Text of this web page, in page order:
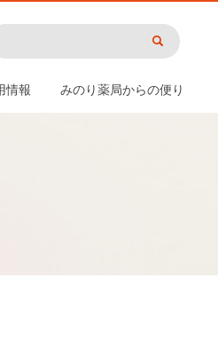
情報 みのり薬局からの便り